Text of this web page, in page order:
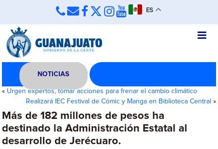
ES
NOTICIAS
« Urgen expertos, tomar acciones para frenar el cambio climático
Realizará IEC Festival de Cómic y Manga en Biblioteca Central »
Más de 182 millones de pesos ha
destinado la Administración Estatal al
desarrollo de Jerécuaro.